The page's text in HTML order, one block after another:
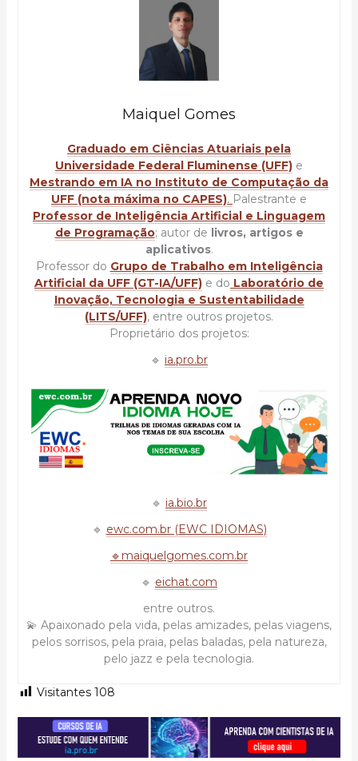
Maiquel Gomes
Graduado em Ciências Atuariais pela
Universidade Federal Fluminense (UFF) e
Mestrando em IA no Instituto de Computação da
UFF (nota máxima no CAPES). Palestrante e
Professor de Inteligência Artificial e Linguagem
de Programação; autor de livros, artigos e
aplicativos.
Professor do Grupo de Trabalho em Inteligência
Artificial da UFF (GT-IA/UFF) e do Laboratório de
Inovação, Tecnologia e Sustentabilidade
(LITS/UFF), entre outros projetos.
Proprietário dos projetos:
🔹 ia.pro.br
🔹 ia.bio.br
🔹 ewc.com.br (EWC IDIOMAS)
🔹maiquelgomes.com.br
🔹 eichat.com
entre outros.
💫 Apaixonado pela vida, pelas amizades, pelas viagens,
pelos sorrisos, pela praia, pelas baladas, pela natureza,
pelo jazz e pela tecnologia.
Visitantes 108